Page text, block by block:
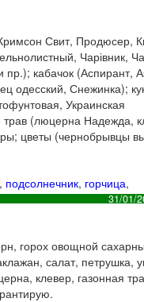
Свит, Продюсер,
Чарівник,
кабачок (Аспирант,
одесский, Снежинка);
Украинская
(люцерна Надежда,
цветы (чернобрывцы
, подсолнечник, горчица,
31/01/
горох овощной
салат, петрушка,
клевер, газонная